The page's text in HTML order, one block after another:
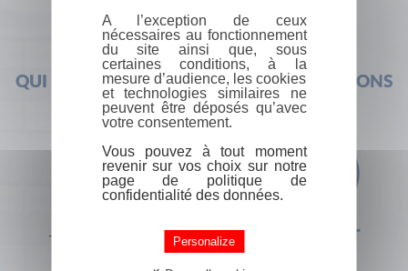
QUI SOMMES-NOUS ?FOIRE AUX QUESTIONS
+33 (0) 1 44 41 29 19 CONTACT
A l’exception de ceux
nécessaires au fonctionnement
du site ainsi que, sous
certaines conditions, à la
mesure d’audience, les cookies
et technologies similaires ne
peuvent être déposés qu’avec
votre consentement.
Vous pouvez à tout moment
revenir sur vos choix sur notre
page de politique de
confidentialité des données.
Personalize